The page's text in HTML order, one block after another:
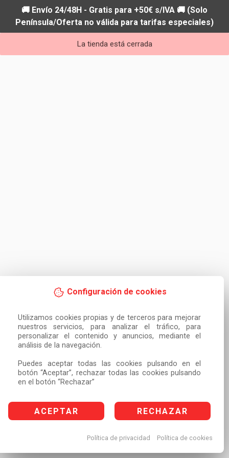
Configuración de cookies
Utilizamos cookies propias y de terceros para mejorar
nuestros servicios, para analizar el tráfico, para
personalizar el contenido y anuncios, mediante el
análisis de la navegación.
Puedes aceptar todas las cookies pulsando en el
botón “Aceptar”, rechazar todas las cookies pulsando
en el botón “Rechazar”
ACEPTAR RECHAZAR
Política de privacidad Política de cookies
🚚 Envío 24/48H - Gratis para +50€ s/IVA 🚚 (Solo
Península/Oferta no válida para tarifas especiales)
La tienda está cerrada